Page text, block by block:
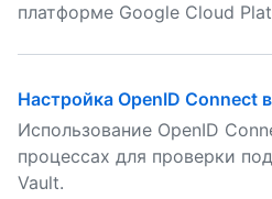
платформе Google Cloud
Настройка OpenID Connect
Использование OpenID
процессах для проверки
Vault.